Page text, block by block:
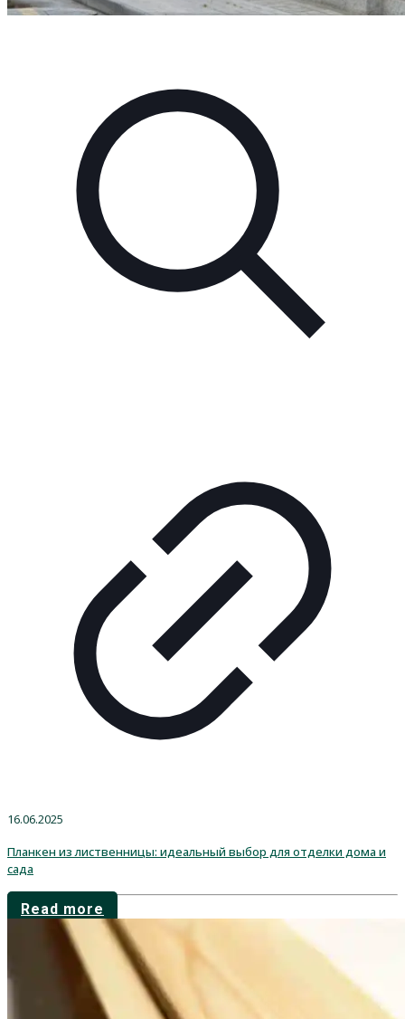
16.06.2025
Планкен из лиственницы: идеальный выбор для отделки дома и
сада
Read more